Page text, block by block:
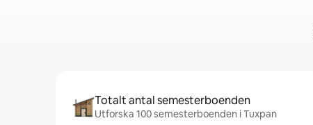
Totalt antal semesterboenden
Utforska 100 semesterboenden i Tuxpan